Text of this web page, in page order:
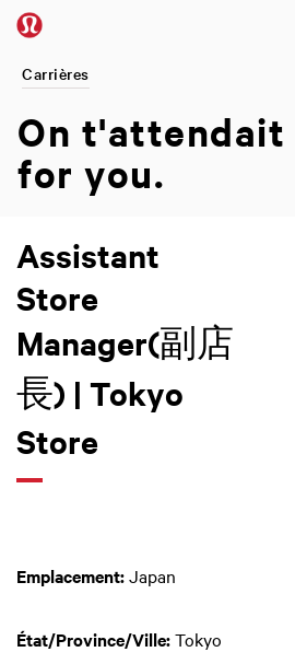
Carrières
On t'attendait
for you.
Assistant
Store
Manager(副店
長) | Tokyo
Store
Emplacement:Japan
État/Province/Ville:Tokyo